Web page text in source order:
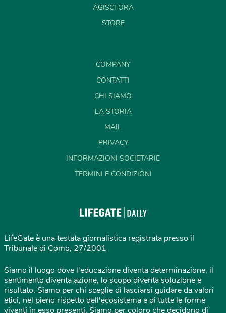
AGISCI ORA
STORE
COMPANY
CONTATTI
CHI SIAMO
LA STORIA
MAIL
PRIVACY
INFORMAZIONI SOCIETARIE
TERMINI E CONDIZIONI
LifeGate è una testata giornalistica registrata presso il
Tribunale di Como, 27/2001
Siamo il luogo dove l'educazione diventa determinazione, il
sentimento diventa azione, lo scopo diventa soluzione e
risultato. Siamo per chi sceglie di lasciarsi guidare da valori
etici, nel pieno rispetto dell'ecosistema e di tutte le forme
viventi in esso presenti. Siamo per coloro che decidono di